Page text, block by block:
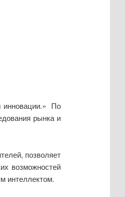
инновации.» По
рынка и
позволяет
возможностей
интеллектом.